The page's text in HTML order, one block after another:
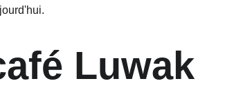
Luwak